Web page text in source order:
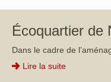
Écoquartier de
Dans le cadre de
Lire la suite